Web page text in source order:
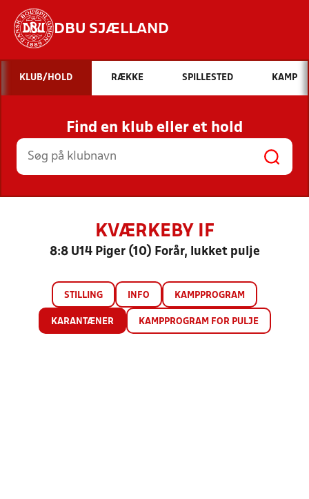
DBU SJÆLLAND
Hvad vil du søge efter?
INDHOLD OG NYHEDER
STILLINGER, RESULTATER, KLUBBER OG
HOLD
KLUB/HOLD RÆKKE SPILLESTED KAMP
Find en klub eller et hold
KVÆRKEBY IF
8:8 U14 Piger (10) Forår, lukket pulje
STILLING INFO KAMPPROGRAM
KARANTÆNER KAMPPROGRAM FOR PULJE